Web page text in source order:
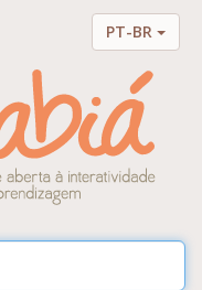
PT-BR